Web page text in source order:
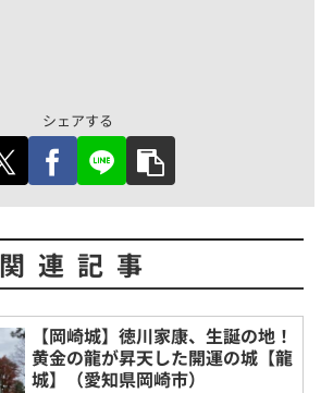
シェアする
関連記事
【岡崎城】徳川家康、生誕の地！
黄金の龍が昇天した開運の城【龍
城】（愛知県岡崎市）